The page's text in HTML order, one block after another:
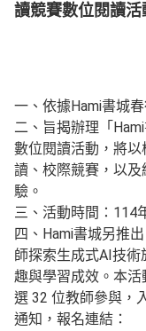
讀競賽數位閱讀活
一、依據Hami書城
二、旨揭辦理「
數位閱讀活動，將
讀、校際競賽，以
驗。
三、活動時間：114
四、Hami書城另推
師探索生成式AI技
趣與學習成效。本
選 32 位教師參與，
通知，報名連結：